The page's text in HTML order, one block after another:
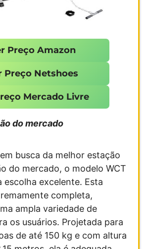
Preço Amazon
Preço Netshoes
Mercado Livre
do mercado
busca da melhor estação
do mercado, o modelo WCT
escolha excelente. Esta
completa,
ampla variedade de
os usuários. Projetada para
de até 150 kg e com altura